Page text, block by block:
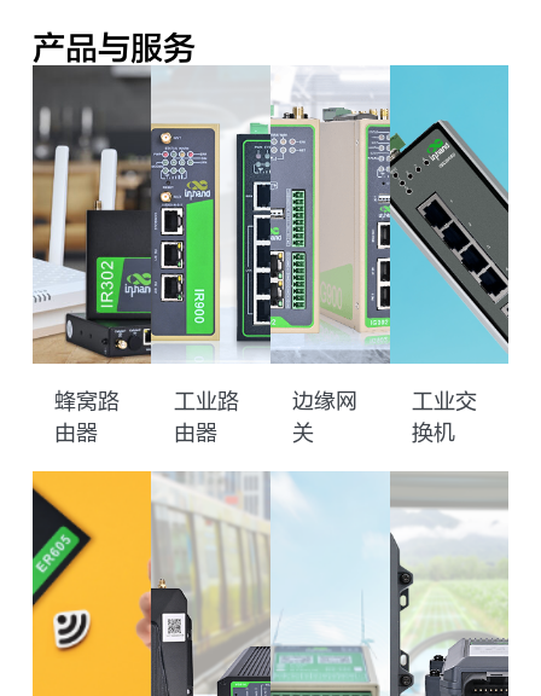
产品与服务
蜂窝路
由器
工业路
由器
边缘网
关
工业交
换机